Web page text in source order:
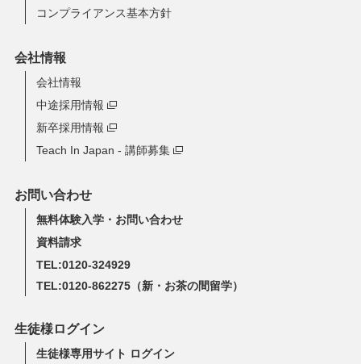
コンプライアンス基本方針
会社情報
会社情報
中途採用情報
新卒採用情報
Teach In Japan - 講師募集
お問い合わせ
無料体験入学・お問い合わせ
資料請求
TEL:0120-324929
TEL:0120-862275（新・お茶の間留学）
生徒様ログイン
生徒様専用サイト ログイン